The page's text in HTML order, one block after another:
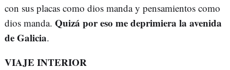
con sus placas como dios manda y pensamientos como
dios manda. Quizá por eso me deprimiera la avenida
de Galicia.
VIAJE INTERIOR